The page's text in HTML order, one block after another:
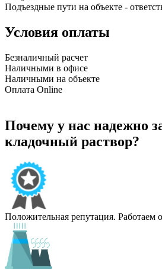
Подъездные пути на объекте -
Условия оплаты
Безналичный расчет
Наличными в офисе
Наличными на объекте
Оплата Online
Почему у нас надежно
кладочный раствор?
Положительная репутация. Работаем